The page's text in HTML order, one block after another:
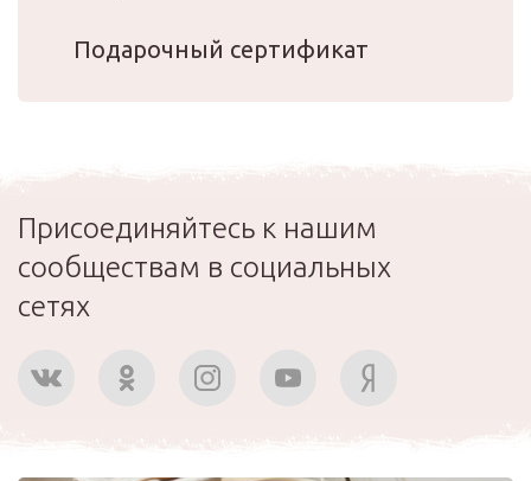
Подарочный сертификат
Присоединяйтесь к нашим
сообществам в социальных
сетях